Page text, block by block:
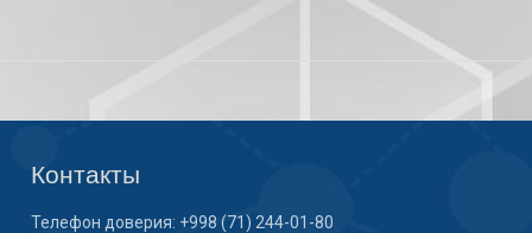
Контакты
Телефон доверия: +998 (71) 244-01-80